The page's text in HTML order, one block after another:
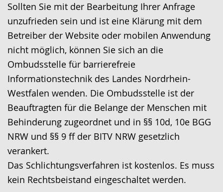
Sollten Sie mit der Bearbeitung Ihrer Anfrage
unzufrieden sein und ist eine Klärung mit dem
Betreiber der Website oder mobilen Anwendung
nicht möglich, können Sie sich an die
Ombudsstelle für barrierefreie
Informationstechnik des Landes Nordrhein-
Westfalen wenden. Die Ombudsstelle ist der
Beauftragten für die Belange der Menschen mit
Behinderung zugeordnet und in §§ 10d, 10e BGG
NRW und §§ 9 ff der BITV NRW gesetzlich
verankert.
Das Schlichtungsverfahren ist kostenlos. Es muss
kein Rechtsbeistand eingeschaltet werden.
e
i
c
h
t
e
n
S
p
r
a
c
h
v
i
e
r
e
A
u
d
i
o
-
U
n
i
d
e
o
i
n
D
e
u
t
s
c
h